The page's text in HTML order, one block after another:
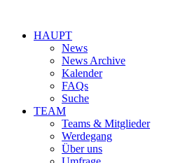
HAUPT
News
News Archive
Kalender
FAQs
Suche
TEAM
Teams & Mitglieder
Werdegang
Über uns